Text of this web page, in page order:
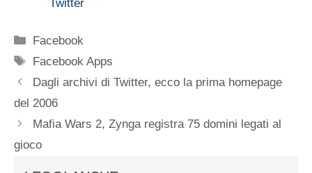
Twitter
Categorie
Facebook
Tag
Facebook Apps
Dagli archivi di Twitter, ecco la prima homepage
del 2006
Mafia Wars 2, Zynga registra 75 domini legati al
gioco